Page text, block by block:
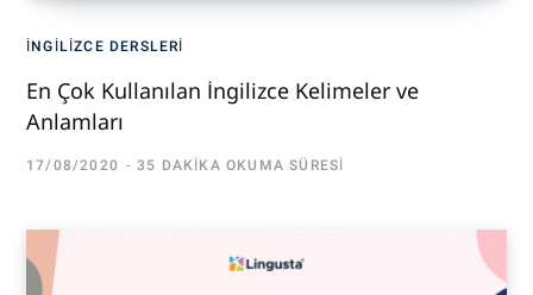
İNGILIZCE DERSLERI
En Çok Kullanılan İngilizce Kelimeler ve
Anlamları
17/08/2020 35 DAKIKA OKUMA SÜRESI